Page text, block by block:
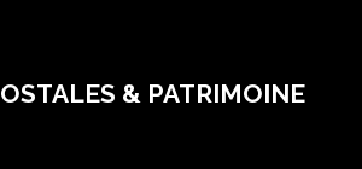
& PATRIMOINE